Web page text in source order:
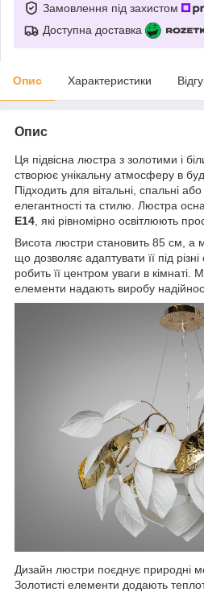
Замовлення під захистом
Доступна доставка
Опис Характеристики
Опис
Ця підвісна люстра з золотими і
створює унікальну атмосферу в
Підходить для вітальні, спальні
елегантності та стилю. Люстра
E14 , які рівномірно освітлюють
Висота люстри становить 85 см, а
що дозволяє адаптувати її під
робить її центром уваги в кімнаті.
елементи надають виробу
Дизайн люстри поєднує природні
Золотисті елементи додають